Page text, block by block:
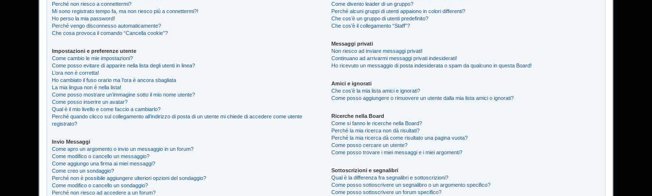
Perché non riesco a connettermi?
Mi sono registrato tempo fa, ma non riesco più a connettermi?!
Ho perso la mia password!
Perché vengo disconnesso automaticamente?
Che cosa provoca il comando “Cancella cookie”?
Impostazioni e preferenze utente
Come cambio le mie impostazioni?
Come posso evitare di apparire nella lista degli utenti in linea?
L’ora non è corretta!
Ho cambiato il fuso orario ma l’ora è ancora sbagliata
La mia lingua non è nella lista!
Come posso mostrare un’immagine sotto il mio nome utente?
Come posso inserire un avatar?
Qual è il mio livello e come faccio a cambiarlo?
Perché quando clicco sul collegamento all’indirizzo di posta di un utente mi chiede di accedere come utente
registrato?
Invio Messaggi
Come apro un argomento o invio un messaggio in un forum?
Come modifico o cancello un messaggio?
Come aggiungo una firma ai miei messaggi?
Come creo un sondaggio?
Perché non è possibile aggiungere ulteriori opzioni del sondaggio?
Come modifico o cancello un sondaggio?
Perché non riesco ad accedere a un forum?
Come divento leader di un gruppo?
Perché alcuni gruppi di utenti appaiono in colori differenti?
Che cos’è un gruppo di utenti predefinito?
Che cos’è il collegamento “Staff”?
Messaggi privati
Non riesco ad inviare messaggi privati!
Continuano ad arrivarmi messaggi privati indesiderati!
Ho ricevuto un messaggio di posta indesiderata o spam da qualcuno in questa Board!
Amici e ignorati
Che cos’è la mia lista amici e ignorati?
Come posso aggiungere o rimuovere un utente dalla mia lista amici o ignorati?
Ricerche nella Board
Come si fanno le ricerche nella Board?
Perché la mia ricerca non dà risultati?
Perché la mia ricerca dà come risultato una pagina vuota?
Come posso cercare un utente?
Come posso trovare i miei messaggi e i miei argomenti?
Sottoscrizioni e segnalibri
Qual è la differenza fra segnalibri e sottoscrizioni?
Come posso sottoscrivere un segnalibro o un argomento specifico?
Come posso sottoscrivere un forum specifico?